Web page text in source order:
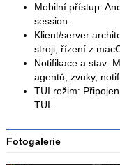
Mobilní přístup:
session.
Klient/server
stroji, řízení z
Notifikace a stav:
agentů, zvuky,
TUI režim:
TUI.
Fotogalerie